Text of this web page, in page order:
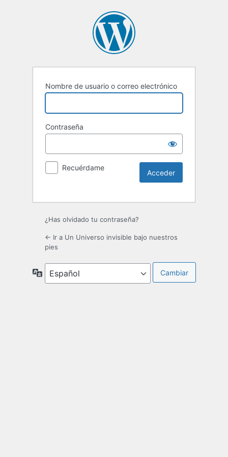
Nombre de usuario o correo electrónico
Contraseña
Recuérdame
¿Has olvidado tu contraseña?
← Ir a Un Universo invisible bajo nuestros
pies
Idioma